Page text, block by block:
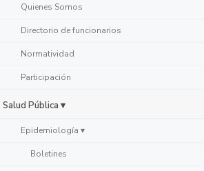
Quienes Somos
Directorio de funcionarios
Normatividad
Participación
Salud Pública ▾
Epidemiología ▾
Boletines